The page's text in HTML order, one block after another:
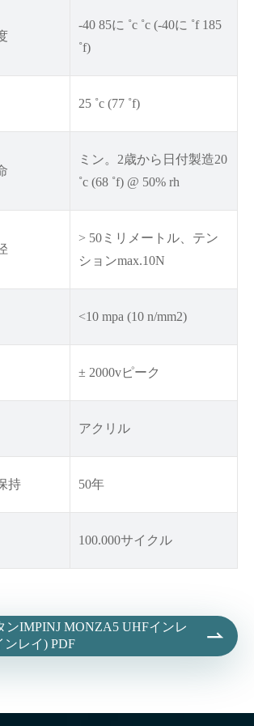
-40 85に ˚c ˚c (-40に ˚f 185
˚f)
25 ˚c (77 ˚f)
ミン。2歳から日付製造20
˚c (68 ˚f) @ 50% rh
> 50ミリメートル、テン
ションmax.10N
<10 mpa (10 n/mm2)
± 2000vピーク
アクリル
持 50年
100.000サイクル
ンIMPINJ MONZA5 UHFインレ
ンレイ) PDF
